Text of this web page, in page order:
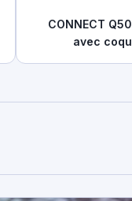
CONNECT
avec